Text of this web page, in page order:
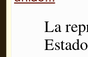
La